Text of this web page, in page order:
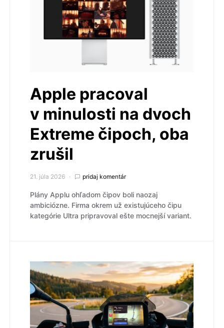
Apple pracoval
v minulosti na dvoch
Extreme čipoch, oba
zrušil
21. júla 2026 pridaj komentár
Plány Applu ohľadom čipov boli naozaj
ambiciózne. Firma okrem už existujúceho čipu
kategórie Ultra pripravoval ešte mocnejší variant.